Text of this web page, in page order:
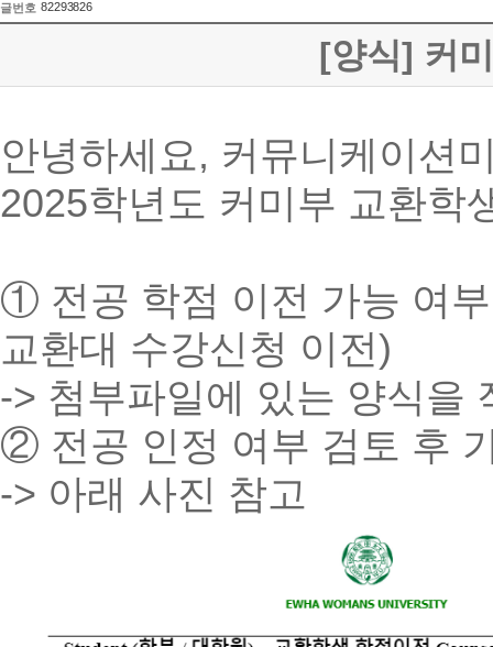
글번호 82293826
[양식] 커
안녕하세요, 커뮤니케이션
2025학년도 커미부 교환학
① 전공 학점 이전 가능 여
교환대 수강신청 이전)
-> 첨부파일에 있는 양식을
② 전공 인정 여부 검토 후
-> 아래 사진 참고